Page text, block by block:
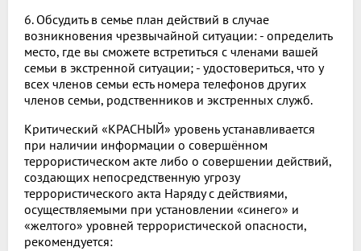
6. Обсудить в семье план действий в случае
возникновения чрезвычайной ситуации: - определить
место, где вы сможете встретиться с членами вашей
семьи в экстренной ситуации; - удостовериться, что у
всех членов семьи есть номера телефонов других
членов семьи, родственников и экстренных служб.
Критический «КРАСНЫЙ» уровень устанавливается
при наличии информации о совершённом
террористическом акте либо о совершении действий,
создающих непосредственную угрозу
террористического акта Наряду с действиями,
осуществляемыми при установлении «синего» и
«желтого» уровней террористической опасности,
рекомендуется: